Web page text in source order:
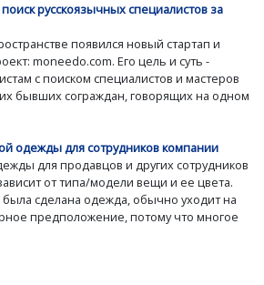
русскоязычных специалистов за
появился новый стартап и
moneedo.com. Его цель и суть -
с поиском специалистов и мастеров
бывших сограждан, говорящих на одном
одежды для сотрудников компании
для продавцов и других сотрудников
от типа/модели вещи и ее цвета.
сделана одежда, обычно уходит на
предположение, потому что многое